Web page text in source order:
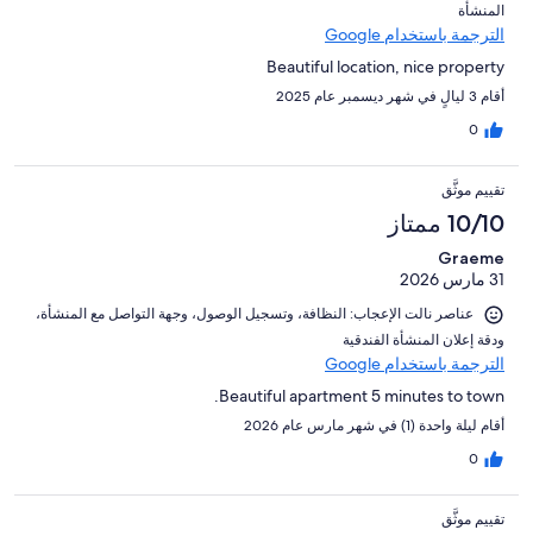
المنشأة⁩
الترجمة باستخدام Google
Beautiful location, nice property
أقام 3 ليالٍ في شهر ديسمبر عام 2025
0
تقييم موثَّق
10/10 ممتاز
Graeme
31 مارس 2026
عناصر نالت الإعجاب: ⁦النظافة⁩، و⁦تسجيل الوصول⁩، و⁦جهة التواصل مع المنشأة⁩،
و⁦دقة إعلان المنشأة الفندقية⁩
الترجمة باستخدام Google
Beautiful apartment 5 minutes to town.
أقام ليلة واحدة (1) في شهر مارس عام 2026
0
تقييم موثَّق